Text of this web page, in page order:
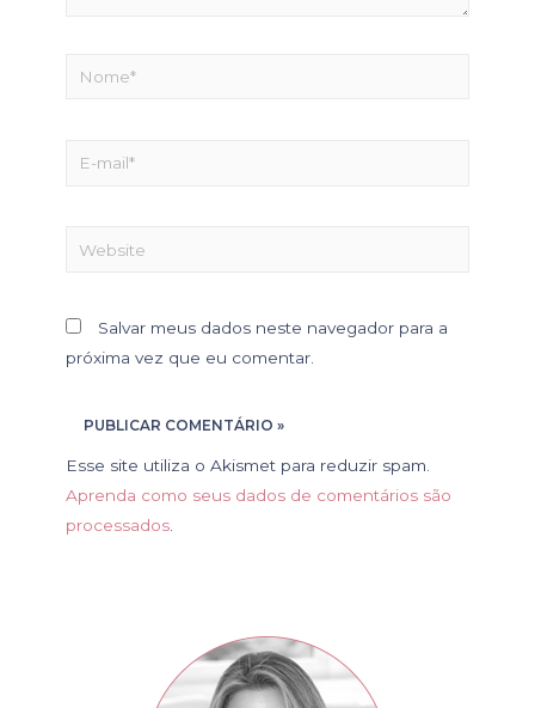
Salvar meus dados neste navegador para a
próxima vez que eu comentar.
Esse site utiliza o Akismet para reduzir spam.
Aprenda como seus dados de comentários são
processados